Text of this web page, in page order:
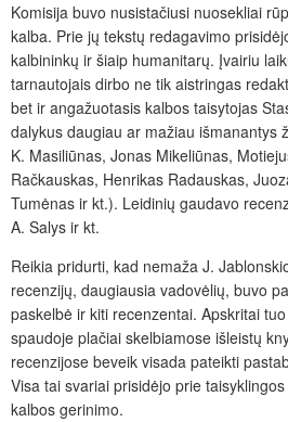
Komisija buvo nusistačiusi nuosekliai
kalba. Prie jų tekstų redagavimo
kalbininkų ir šiaip humanitarų. Įvairiu
tarnautojais dirbo ne tik aistringas
bet ir angažuotasis kalbos taisytojas
dalykus daugiau ar mažiau išmanantys
K. Masiliūnas, Jonas Mikeliūnas,
Račkauskas, Henrikas Radauskas,
Tumėnas ir kt.). Leidinių gaudavo
A. Salys ir kt.
Reikia pridurti, kad nemaža J.
recenzijų, daugiausia vadovėlių, buvo
paskelbė ir kiti recenzentai. Apskritai
spaudoje plačiai skelbiamose išleistų
recenzijose beveik visada pateikti
Visa tai svariai prisidėjo prie
kalbos gerinimo.